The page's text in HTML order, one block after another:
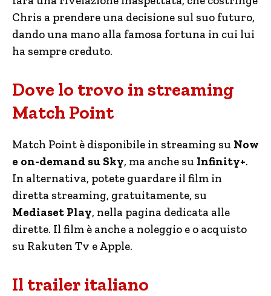
Chris a prendere una decisione sul suo futuro,
dando una mano alla famosa fortuna in cui lui
ha sempre creduto.
Dove lo trovo in streaming
Match Point
Match Point è disponibile in streaming su Now
e on-demand su Sky, ma anche su Infinity+.
In alternativa, potete guardare il film in
diretta streaming, gratuitamente, su
Mediaset Play, nella pagina dedicata alle
dirette. Il film è anche a noleggio e o acquisto
su Rakuten Tv e Apple.
Il trailer italiano